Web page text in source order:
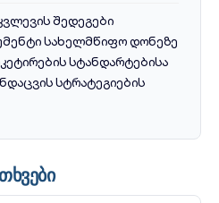
შედეგები
სახელმწიფო დონეზე
სტანდარტებისა
სტრატეგიების